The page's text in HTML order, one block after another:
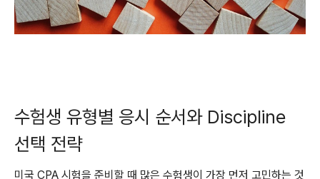
수험생 유형별 응시 순서와 Discipline
선택 전략
미국 CPA 시험을 준비할 때 많은 수험생이 가장 먼저 고민하는 것